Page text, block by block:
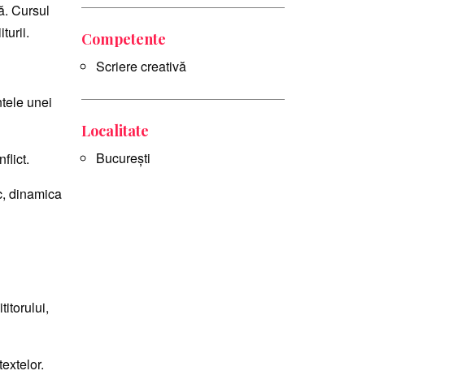
Cursul
unei
dinamica
Competente
Scriere creativă
Localitate
București